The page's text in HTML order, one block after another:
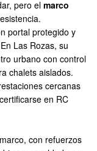
pero elmarco
portal protegido y
Las Rozas, su
urbano con control
chalets aislados.
cercanas
en RC
con refuerzos